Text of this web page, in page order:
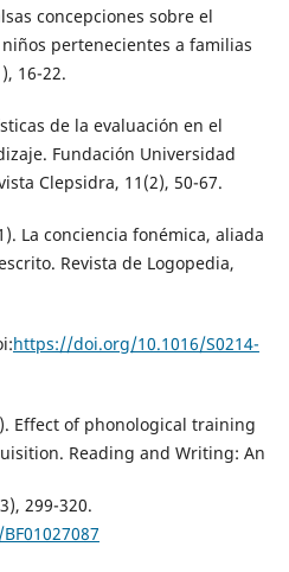
concepciones sobre el
pertenecientes a familias
16-22.
de la evaluación en el
Fundación Universidad
Clepsidra, 11(2), 50-67.
La conciencia fonémica, aliada
Revista de Logopedia,
https://doi.org/10.1016/S0214-
Effect of phonological training
Reading and Writing: An
299-320.